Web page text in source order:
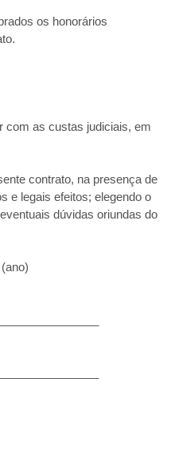
os honorários
com as custas judiciais, em
contrato, na presença de
e legais efeitos; elegendo o
dúvidas oriundas do